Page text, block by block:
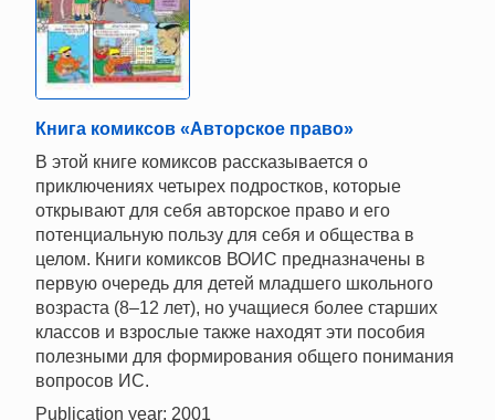
Книга комиксов «Авторское право»
В этой книге комиксов рассказывается о
приключениях четырех подростков, которые
открывают для себя авторское право и его
потенциальную пользу для себя и общества в
целом. Книги комиксов ВОИС предназначены в
первую очередь для детей младшего школьного
возраста (8–12 лет), но учащиеся более старших
классов и взрослые также находят эти пособия
полезными для формирования общего понимания
вопросов ИС.
Publication year: 2001